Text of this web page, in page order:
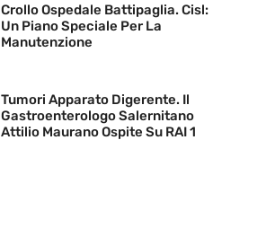
Crollo Ospedale Battipaglia. Cisl:
Un Piano Speciale Per La
Manutenzione
Tumori Apparato Digerente. Il
Gastroenterologo Salernitano
Attilio Maurano Ospite Su RAI 1